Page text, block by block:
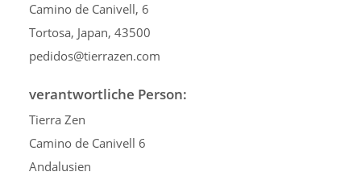
Camino de Canivell, 6
Tortosa, Japan, 43500
pedidos@tierrazen.com
verantwortliche Person:
Tierra Zen
Camino de Canivell 6
Andalusien